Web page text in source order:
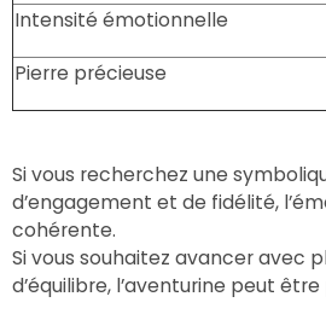
Intensité émotionnelle
Pierre précieuse
Si vous recherchez une
d’engagement et de fidélité,
cohérente.
Si vous souhaitez avancer avec
d’équilibre, l’aventurine peut